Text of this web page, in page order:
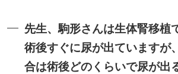
先生、駒形さんは生体腎移植
術後すぐに尿が出ていますが
合は術後どのくらいで尿が出